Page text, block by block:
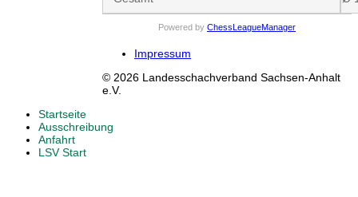
Powered by ChessLeagueManager
Impressum
© 2026 Landesschachverband Sachsen-Anhalt
e.V.
Startseite
Ausschreibung
Anfahrt
LSV Start